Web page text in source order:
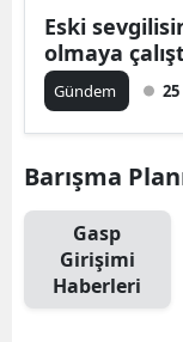
Eski
olmaya
Gündem
Barışma
Gasp
Girişimi
Haberleri